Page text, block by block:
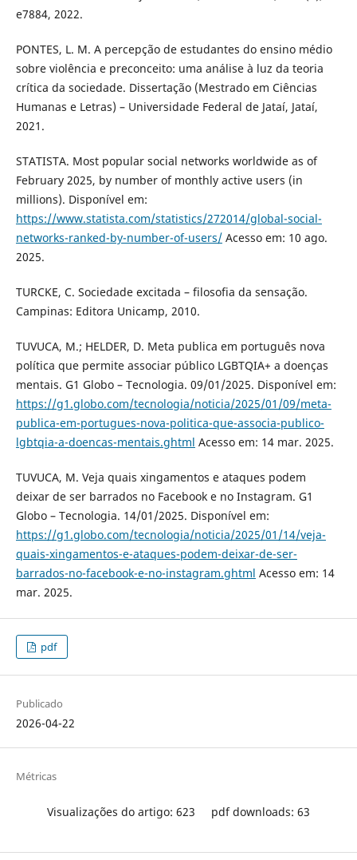
e7884, 2022.
PONTES, L. M. A percepção de estudantes do ensino médio
sobre violência e preconceito: uma análise à luz da teoria
crítica da sociedade. Dissertação (Mestrado em Ciências
Humanas e Letras) – Universidade Federal de Jataí, Jataí,
2021.
STATISTA. Most popular social networks worldwide as of
February 2025, by number of monthly active users (in
millions). Disponível em:
https://www.statista.com/statistics/272014/global-social-
networks-ranked-by-number-of-users/Acesso em: 10 ago.
2025.
TURCKE, C. Sociedade excitada – filosofia da sensação.
Campinas: Editora Unicamp, 2010.
TUVUCA, M.; HELDER, D. Meta publica em português nova
política que permite associar público LGBTQIA+ a doenças
mentais. G1 Globo – Tecnologia. 09/01/2025. Disponível em:
https://g1.globo.com/tecnologia/noticia/2025/01/09/meta-
publica-em-portugues-nova-politica-que-associa-publico-
lgbtqia-a-doencas-mentais.ghtml Acesso em: 14 mar. 2025.
TUVUCA, M. Veja quais xingamentos e ataques podem
deixar de ser barrados no Facebook e no Instagram. G1
Globo – Tecnologia. 14/01/2025. Disponível em:
https://g1.globo.com/tecnologia/noticia/2025/01/14/veja-
quais-xingamentos-e-ataques-podem-deixar-de-ser-
barrados-no-facebook-e-no-instagram.ghtml Acesso em: 14
mar. 2025.
pdf
Publicado
2026-04-22
Métricas
Visualizações do artigo: 623 pdf downloads: 63